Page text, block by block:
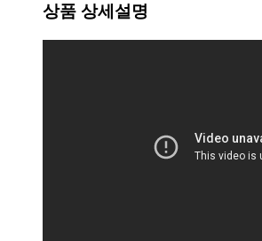
상품 상세설명